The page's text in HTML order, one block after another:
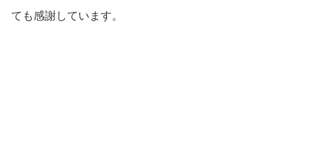
ても感謝しています。